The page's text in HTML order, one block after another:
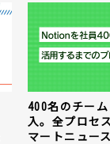
400名のチー
入。全プロセ
マートニュー